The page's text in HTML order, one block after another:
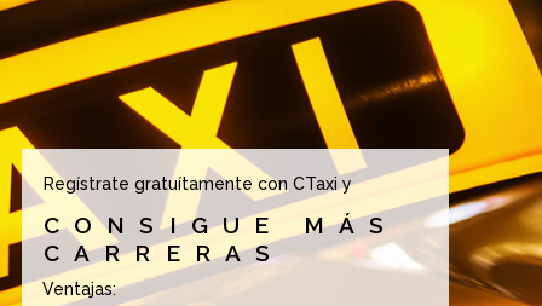
Ventajas:
CONSIGUE MÁS
CARRERAS
Regístrate gratuítamente con CTaxi y